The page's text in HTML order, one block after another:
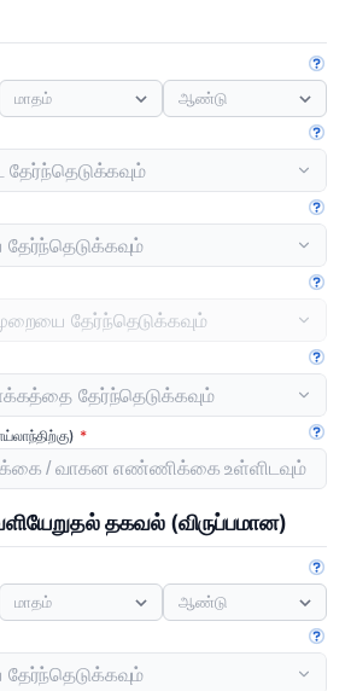
மாதம் ஆண்டு
தகவல்(விருப்பமான)
மாதம் ஆண்டு